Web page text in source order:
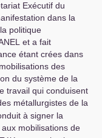
Exécutif du
dans la
politique
et a fait
étant crées dans
des
du système de la
travail qui conduisent
métallurgistes de la
à signer la
aux mobilisations de